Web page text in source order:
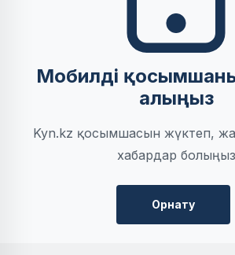
Мобилді
алыңыз
Kyn.kz қосымшасын жүктеп,
хабардар болыңыз
Орнату